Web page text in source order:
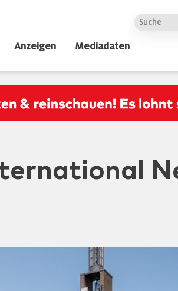
Anzeigen Mediadaten